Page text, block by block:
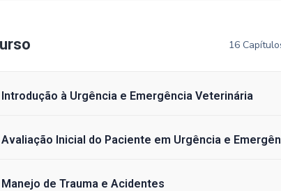
16
à Urgência e Emergência Veterinária
Inicial do Paciente em Urgência e
de Trauma e Acidentes